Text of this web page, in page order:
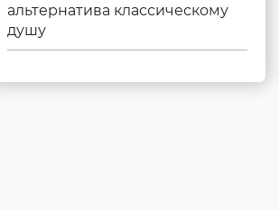
альтернатива классическому
душу